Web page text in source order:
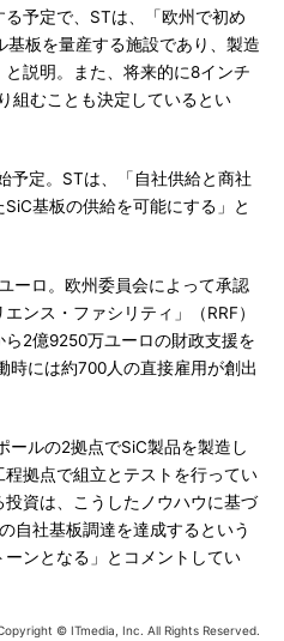
予定で、STは、「欧州で初め
板を量産する施設であり、製造
説明。また、将来的に8インチ
組むことも決定しているとい
定。STは、「自社供給と商社
基板の供給を可能にする」と
ーロ。欧州委員会によって承認
ンス・ファシリティ」（RRF）
2億9250万ユーロの財政支援を
時には約700人の直接雇用が創出
ルの2拠点でSiC製品を製造し
拠点で組立とテストを行ってい
資は、こうしたノウハウに基づ
自社基板調達を達成するという
ンとなる」とコメントしてい
© ITmedia, Inc. All Rights Reserved.